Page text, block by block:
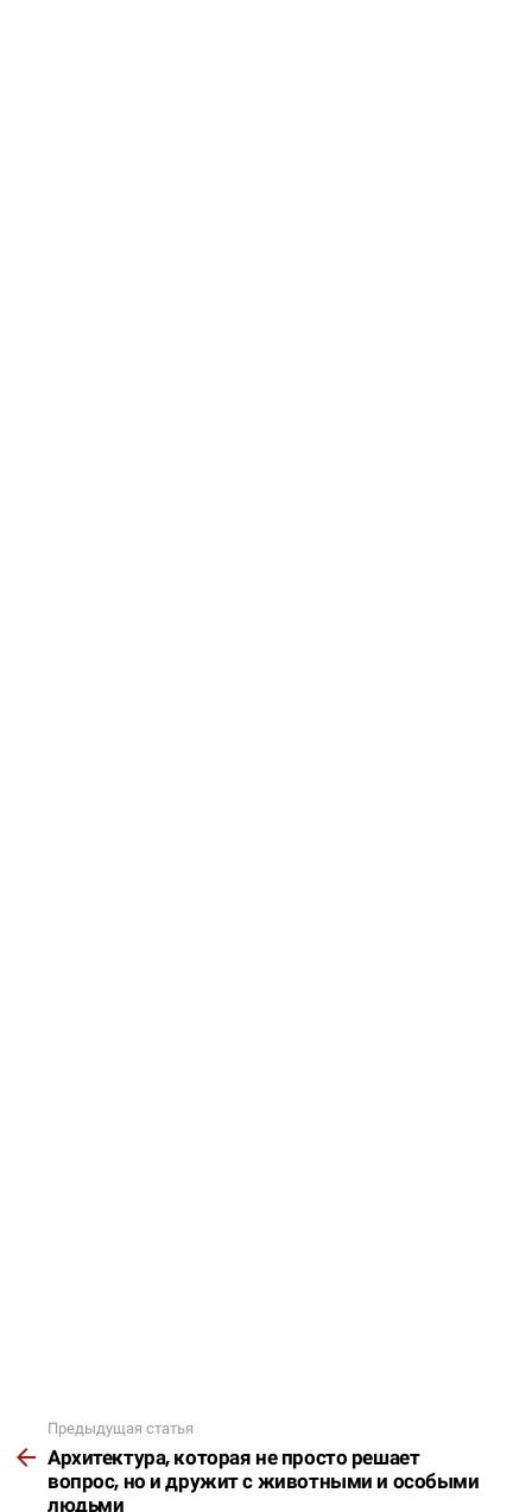
Подробнее
Предыдущая статья
Архитектура, которая не просто решает
вопрос, но и дружит с животными и особыми
людьми